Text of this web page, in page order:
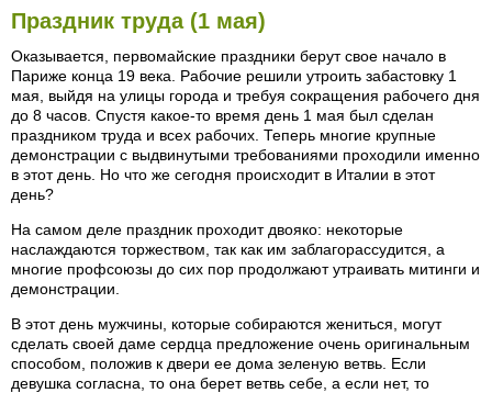
Праздник труда (1 мая)
Оказывается, первомайские праздники берут свое начало в
Париже конца 19 века. Рабочие решили утроить забастовку 1
мая, выйдя на улицы города и требуя сокращения рабочего дня
до 8 часов. Спустя какое-то время день 1 мая был сделан
праздником труда и всех рабочих. Теперь многие крупные
демонстрации с выдвинутыми требованиями проходили именно
в этот день. Но что же сегодня происходит в Италии в этот
день?
На самом деле праздник проходит двояко: некоторые
наслаждаются торжеством, так как им заблагорассудится, а
многие профсоюзы до сих пор продолжают утраивать митинги и
демонстрации.
В этот день мужчины, которые собираются жениться, могут
сделать своей даме сердца предложение очень оригинальным
способом, положив к двери ее дома зеленую ветвь. Если
девушка согласна, то она берет ветвь себе, а если нет, то